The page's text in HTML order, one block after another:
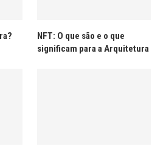
NFT: O que são e o que
significam para a Arquitetura